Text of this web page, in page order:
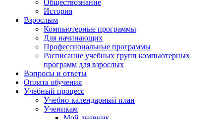
Обществознание
История
Взрослым
Компьютерные программы
Для начинающих
Профессиональные программы
Расписание учебных групп компьютерных
программ для взрослых
Вопросы и ответы
Оплата обучения
Учебный процесс
Учебно-календарный план
Ученикам